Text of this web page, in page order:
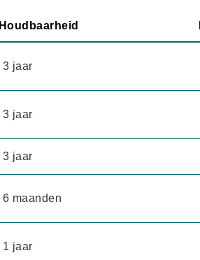
Houdbaarheid
3 jaar
3 jaar
3 jaar
6 maanden
1 jaar